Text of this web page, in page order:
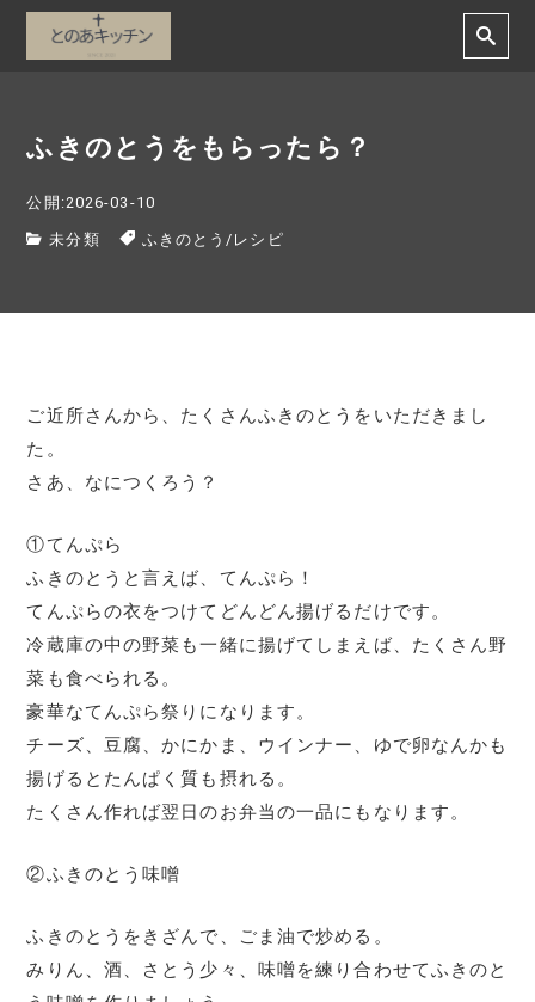
ふきのとうをもらったら？
公開:2026-03-10
未分類 ふきのとう / レシピ
ご近所さんから、たくさんふきのとうをいただきまし
た。
さあ、なにつくろう？
①てんぷら
ふきのとうと言えば、てんぷら！
てんぷらの衣をつけてどんどん揚げるだけです。
冷蔵庫の中の野菜も一緒に揚げてしまえば、たくさん野
菜も食べられる。
豪華なてんぷら祭りになります。
チーズ、豆腐、かにかま、ウインナー、ゆで卵なんかも
揚げるとたんぱく質も摂れる。
たくさん作れば翌日のお弁当の一品にもなります。
②ふきのとう味噌
ふきのとうをきざんで、ごま油で炒める。
みりん、酒、さとう少々、味噌を練り合わせてふきのと